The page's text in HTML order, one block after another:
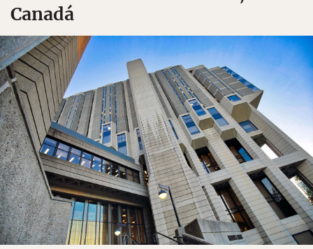
Canadá